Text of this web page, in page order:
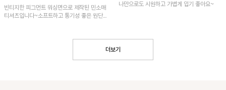
빈티지한 피그먼트 워싱면으로 제작된 민소매
티셔츠입니다~소프트하고 통기성 좋은 원단
나만으로도 시원하고 가볍게 입기 좋아요~
더보기